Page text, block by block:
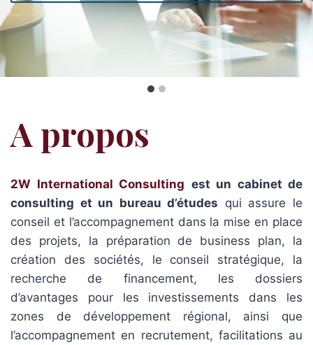
A propos
2W International Consulting est un cabinet de
consulting et un bureau d’études qui assure le
conseil et l’accompagnement dans la mise en place
des projets, la préparation de business plan, la
création des sociétés, le conseil stratégique, la
recherche de financement, les dossiers
d’avantages pour les investissements dans les
zones de développement régional, ainsi que
l’accompagnement en recrutement, facilitations au